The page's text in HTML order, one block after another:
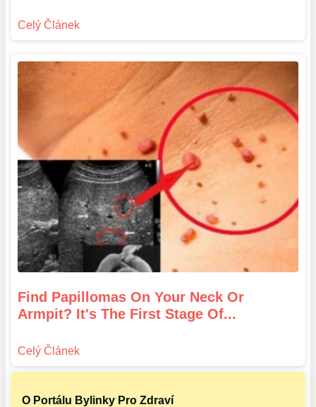
Find Papillomas On Your Neck Or
Armpit? It's The First Stage Of...
O Portálu Bylinky Pro Zdraví